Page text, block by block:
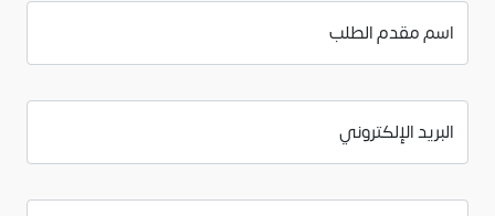
اسم مقدم الطلب
البريد الإلكتروني